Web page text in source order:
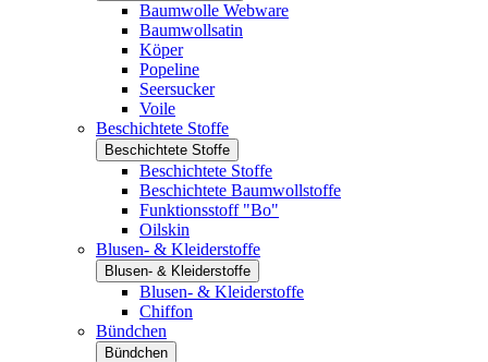
Baumwolle Webware
Baumwollsatin
Köper
Popeline
Seersucker
Voile
Beschichtete Stoffe
Beschichtete Stoffe
Beschichtete Stoffe
Beschichtete Baumwollstoffe
Funktionsstoff "Bo"
Oilskin
Blusen- & Kleiderstoffe
Blusen- & Kleiderstoffe
Blusen- & Kleiderstoffe
Chiffon
Bündchen
Bündchen